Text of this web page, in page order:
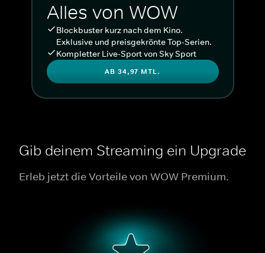
Alles von WOW
Blockbuster kurz nach dem Kino.
Exklusive und preisgekrönte Top-Serien.
Kompletter Live-Sport von Sky Sport
AB 34,97 MTL.
Gib deinem Streaming ein Upgrade
Erleb jetzt die Vorteile von WOW Premium.